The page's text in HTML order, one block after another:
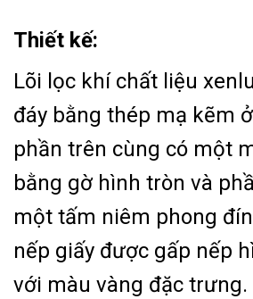
Thiết kế:
Lõi lọc khí chất liệu
đáy bằng thép mạ kẽm
phần trên cùng có một
bằng gờ hình tròn và
một tấm niêm phong
nếp giấy được gấp nếp
với màu vàng đặc trưng.